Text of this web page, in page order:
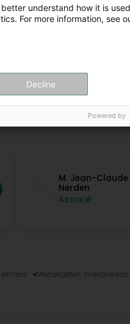
M. Jean-Claude
Nerden
Associé
Metallgitter,
understand how it is
For more information, see
Decline
Powered by